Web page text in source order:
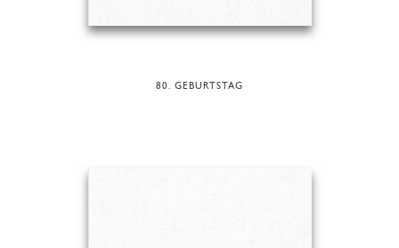
80. GEBURTSTAG